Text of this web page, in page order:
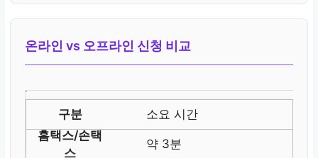
온라인 vs 오프라인 신청 비교
소요 시간
약 3분